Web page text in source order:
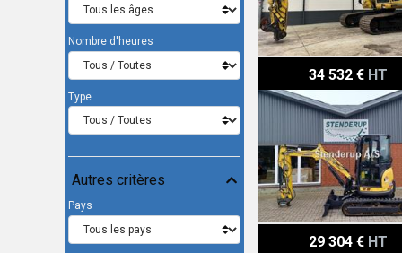
Nombre d'heures
Type
Autres critères
Pays
34 532 € HT
Yanmar VIO 38
29 304 € HT
Hyundai heavy